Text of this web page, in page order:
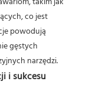
co jest
powodują
gęstych
narzędzi.
i sukcesu